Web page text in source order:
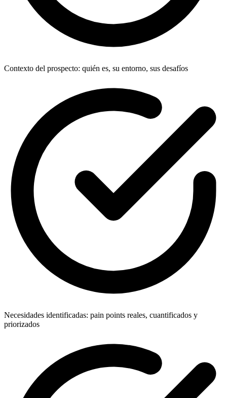
Contexto del prospecto: quién es, su entorno, sus desafíos
Necesidades identificadas: pain points reales, cuantificados y
priorizados